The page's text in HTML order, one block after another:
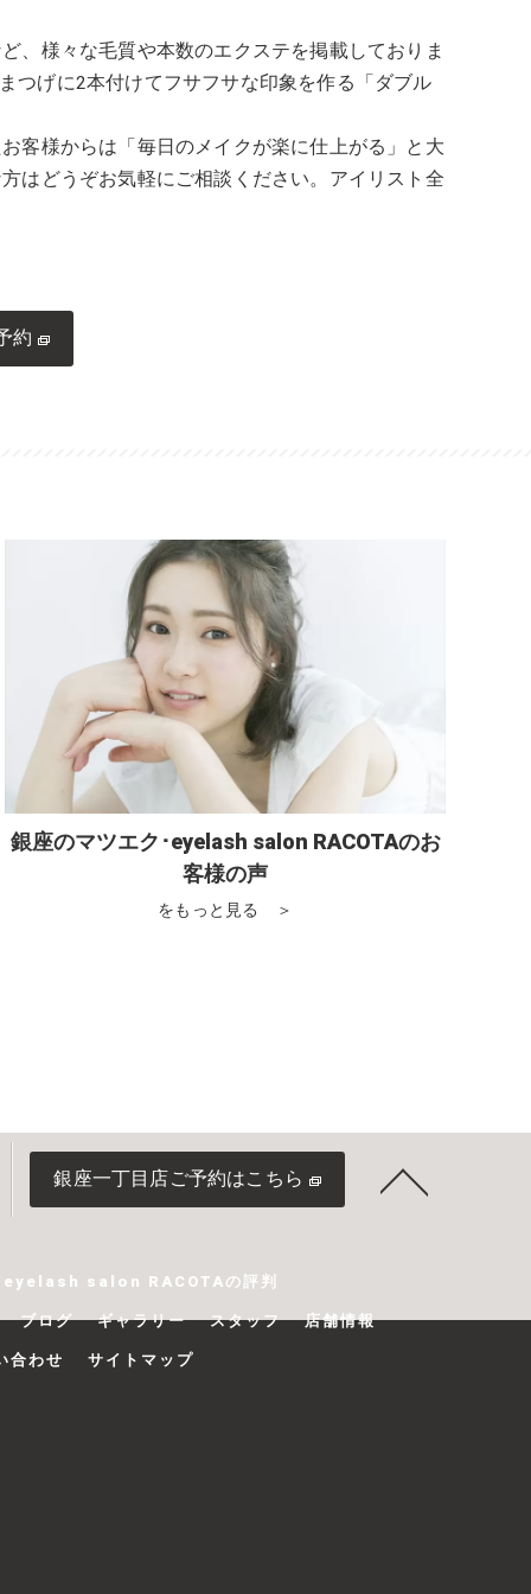
、様々な毛質や本数のエクステを掲載しておりま
つげに2本付けてフサフサな印象を作る「ダブル
客様からは「毎日のメイクが楽に仕上がる」と大
はどうぞお気軽にご相談ください。アイリスト全
約
銀座のマツエク･eyelash salon RACOTAのお
客様の声
をもっと見る ＞
銀座一丁目店ご予約はこちら
eyelash salon RACOTAの評判
ブログ ギャラリー スタッフ 店舗情報
合わせ サイトマップ